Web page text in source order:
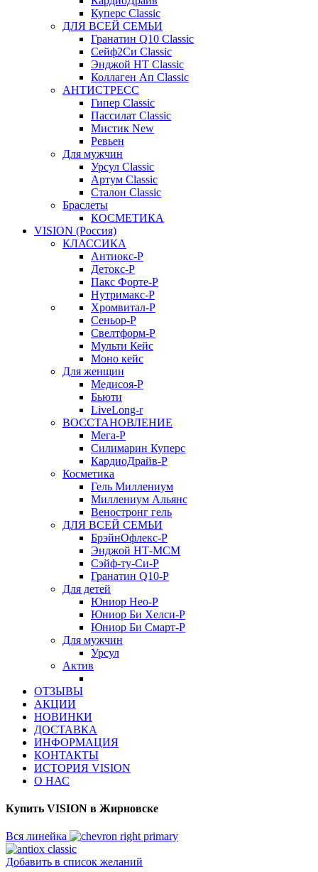
Куперс Classic
ДЛЯ ВСЕЙ СЕМЬИ
Гранатин Q10 Classic
Сейф2Си Classic
Энджой НТ Classic
Коллаген Ап Classic
АНТИСТРЕСС
Гипер Classic
Пассилат Classic
Мистик New
Ревьен
Для мужчин
Урсул Classic
Артум Classic
Сталон Classic
Браслеты
КОСМЕТИКА
VISION (Россия)
КЛАССИКА
Антиокс-Р
Детокс-Р
Пакс Форте-Р
Нутримакс-Р
Хромвитал-Р
Сеньор-Р
Свелтформ-Р
Мульти Кейс
Моно кейс
Для женщин
Медисоя-Р
Бьюти
LiveLong-r
ВОССТАНОВЛЕНИЕ
Мега-Р
Силимарин Куперс
КардиоДрайв-Р
Косметика
Гель Миллениум
Миллениум Альянс
Веностронг гель
ДЛЯ ВСЕЙ СЕМЬИ
БрэйнОфлекс-Р
Энджой НТ-МСМ
Сэйф-ту-Си-Р
Гранатин Q10-Р
Для детей
Юниор Нео-Р
Юниор Би Хелси-Р
Юниор Би Смарт-Р
Для мужчин
Урсул
Актив
ОТЗЫВЫ
АКЦИИ
НОВИНКИ
ДОСТАВКА
ИНФОРМАЦИЯ
КОНТАКТЫ
ИСТОРИЯ VISION
О НАС
Купить VISION в Жирновске
Вся линейка
Добавить в список желаний